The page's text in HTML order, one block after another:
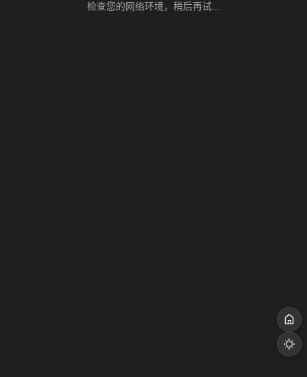
检查您的网络环境，稍后再试...